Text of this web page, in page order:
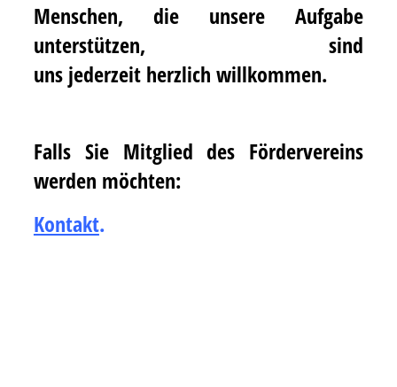
Menschen, die unsere Aufgabe
unterstützen, sind
uns jederzeit herzlich willkommen.
Falls Sie Mitglied des Fördervereins
werden möchten:
Kontakt.